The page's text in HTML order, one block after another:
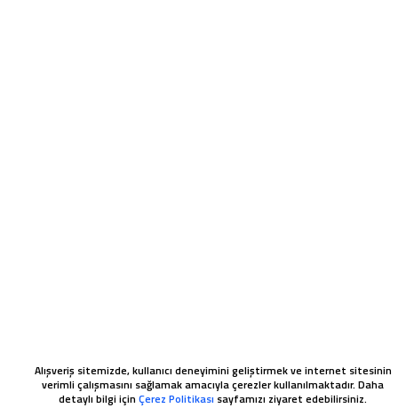
WHATSAPP SIPARIŞ
Alışveriş sitemizde, kullanıcı deneyimini geliştirmek ve internet sitesinin
verimli çalışmasını sağlamak amacıyla çerezler kullanılmaktadır. Daha
detaylı bilgi içinÇerez Politikası sayfamızı ziyaret edebilirsiniz.